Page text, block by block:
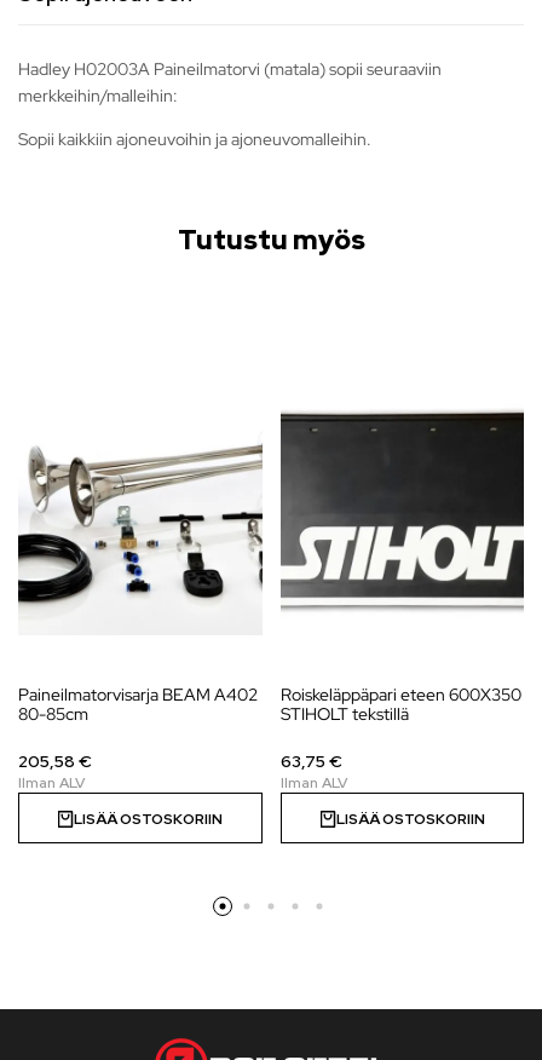
Hadley H02003A Paineilmatorvi (matala) sopii seuraaviin
merkkeihin/malleihin:
Sopii kaikkiin ajoneuvoihin ja ajoneuvomalleihin.
Tutustu myös
Paineilmatorvisarja BEAM A402
80-85cm
205,58 €
LISÄÄ OSTOSKORIIN
Roiskeläppäpari eteen 600X350
STIHOLT tekstillä
63,75 €
LISÄÄ OSTOSKORIIN